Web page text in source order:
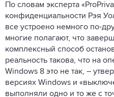
По словам эксперта
конфиденциальности Рэя
все устроено немного по-
многие полагают, что
комплексный способ
реальность такова, что на
Windows 8 это не так, –
версиях Windows и
выполняли одно и то же с